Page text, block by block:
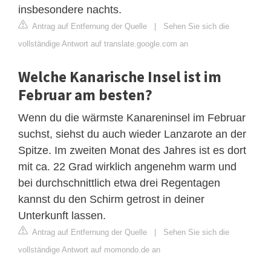
insbesondere nachts.
Antrag auf Entfernung der Quelle | Sehen Sie sich die
vollständige Antwort auf translate.google.com an
Welche Kanarische Insel ist im
Februar am besten?
Wenn du die wärmste Kanareninsel im Februar
suchst, siehst du auch wieder Lanzarote an der
Spitze. Im zweiten Monat des Jahres ist es dort
mit ca. 22 Grad wirklich angenehm warm und
bei durchschnittlich etwa drei Regentagen
kannst du den Schirm getrost in deiner
Unterkunft lassen.
Antrag auf Entfernung der Quelle | Sehen Sie sich die
vollständige Antwort auf momondo.de an